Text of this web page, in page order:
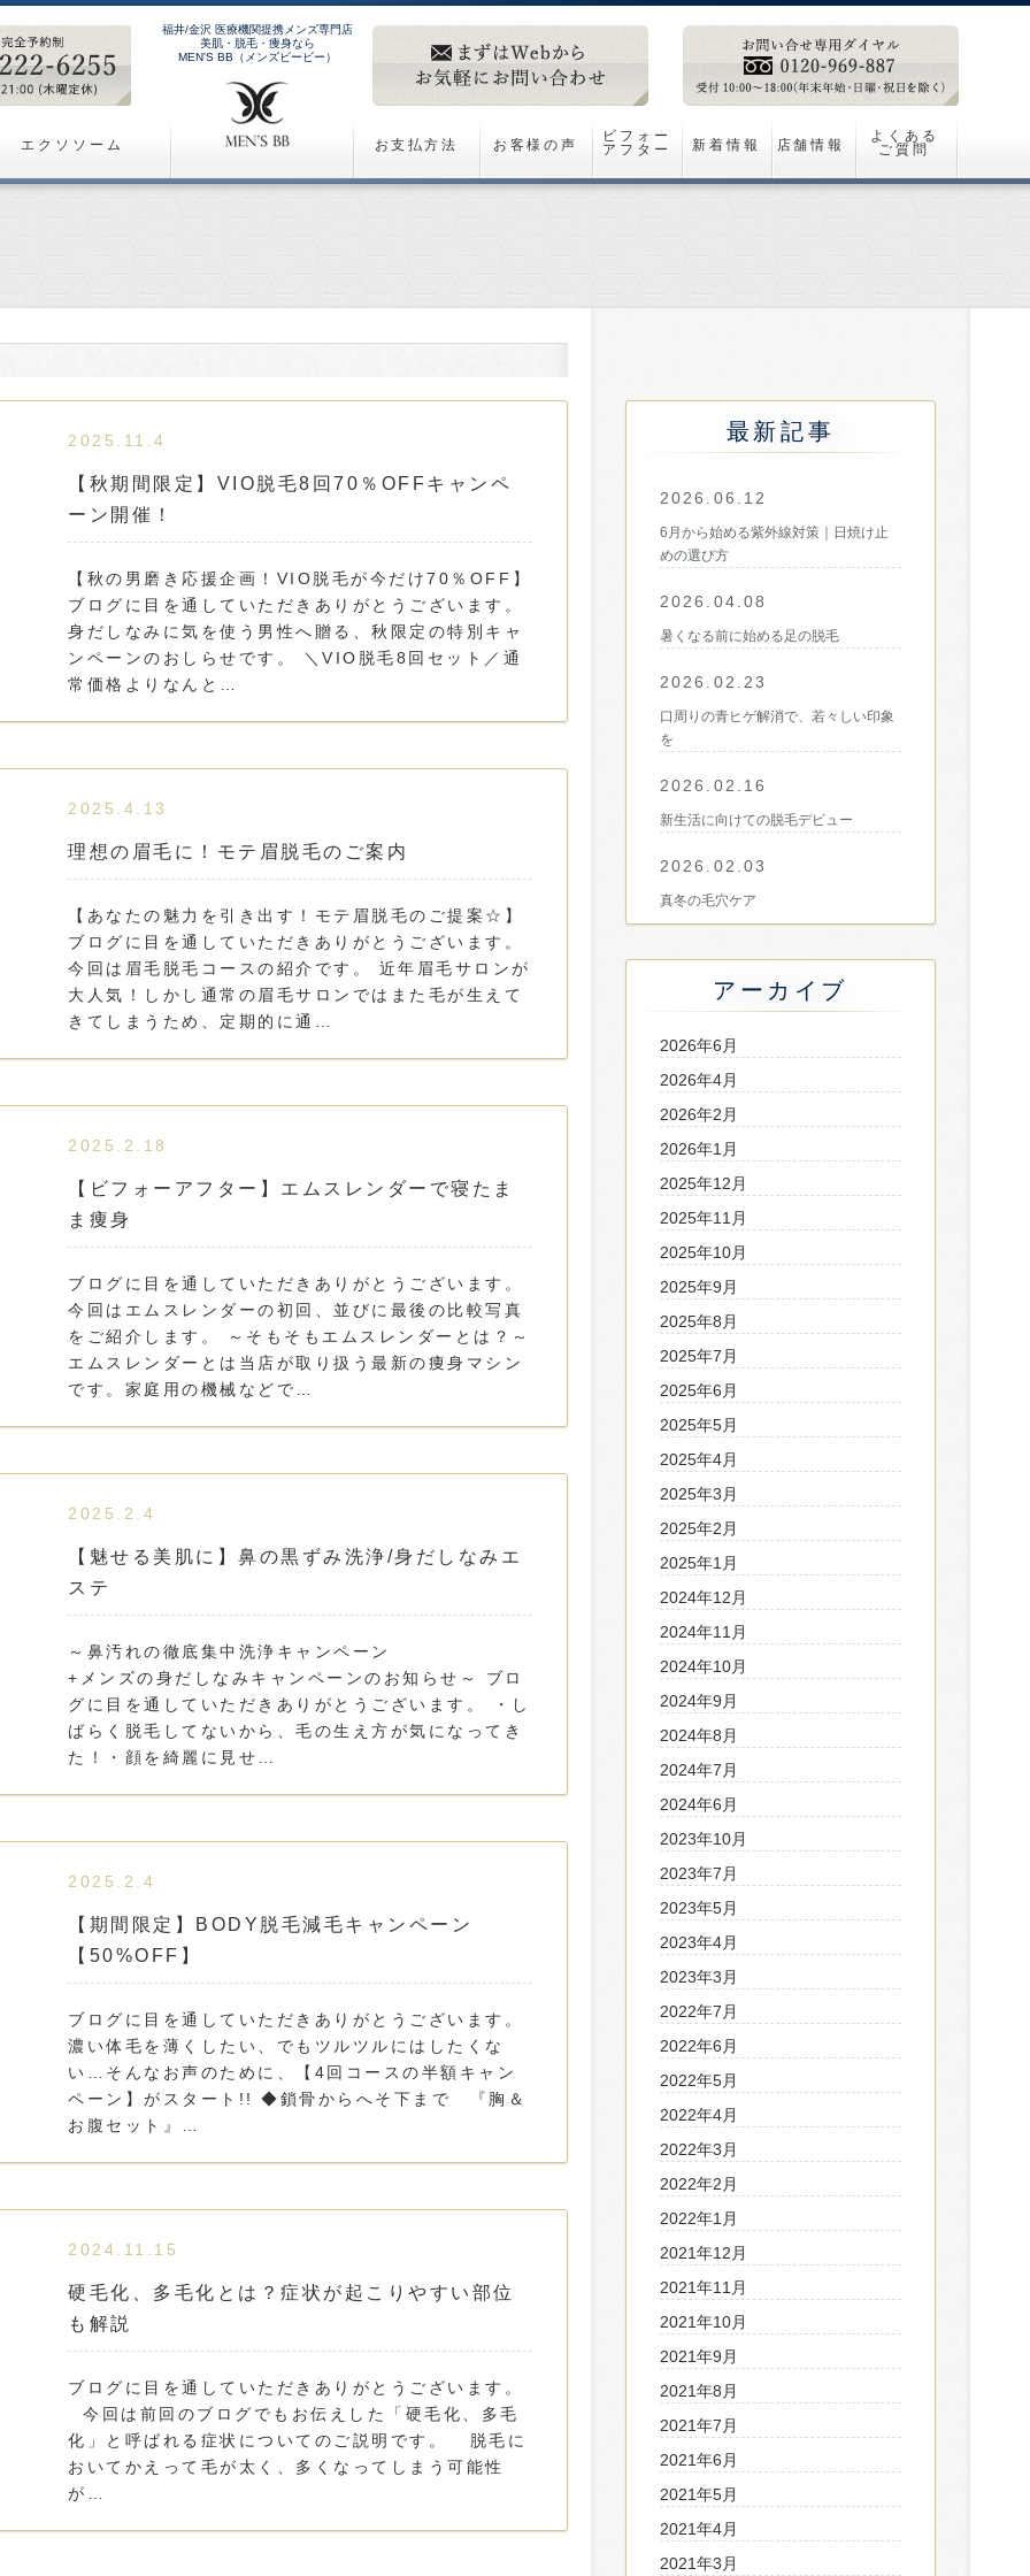
福井/金沢 医療機関提携メンズ専門店
美肌・脱毛・痩身なら
MEN'S BB（メンズビービー）
エクソソーム お支払方法 お客様の声
ビフォー
アフター
新着情報 店舗情報
よくある
ご質問
2025.11.4
【秋期間限定】VIO脱毛8回70％OFFキャンペ
ーン開催！
【秋の男磨き応援企画！VIO脱毛が今だけ70％OFF】
ブログに目を通していただきありがとうございます。
身だしなみに気を使う男性へ贈る、秋限定の特別キャ
ンペーンのおしらせです。 ＼VIO脱毛8回セット／通
常価格よりなんと…
2025.4.13
理想の眉毛に！モテ眉脱毛のご案内
【あなたの魅力を引き出す！モテ眉脱毛のご提案☆】
ブログに目を通していただきありがとうございます。
今回は眉毛脱毛コースの紹介です。 近年眉毛サロンが
大人気！しかし通常の眉毛サロンではまた毛が生えて
きてしまうため、定期的に通…
2025.2.18
【ビフォーアフター】エムスレンダーで寝たま
ま痩身
ブログに目を通していただきありがとうございます。
今回はエムスレンダーの初回、並びに最後の比較写真
をご紹介します。 ～そもそもエムスレンダーとは？～
エムスレンダーとは当店が取り扱う最新の痩身マシン
です。家庭用の機械などで…
2025.2.4
【魅せる美肌に】鼻の黒ずみ洗浄/身だしなみエ
ステ
～鼻汚れの徹底集中洗浄キャンペーン
+メンズの身だしなみキャンペーンのお知らせ～ ブロ
グに目を通していただきありがとうございます。 ・し
ばらく脱毛してないから、毛の生え方が気になってき
た！・顔を綺麗に見せ…
2025.2.4
【期間限定】BODY脱毛減毛キャンペーン
【50%OFF】
ブログに目を通していただきありがとうございます。
濃い体毛を薄くしたい、でもツルツルにはしたくな
い…そんなお声のために、【4回コースの半額キャン
ペーン】がスタート!! ◆鎖骨からへそ下まで 『胸＆
お腹セット』…
2024.11.15
硬毛化、多毛化とは？症状が起こりやすい部位
も解説
ブログに目を通していただきありがとうございます。
今回は前回のブログでもお伝えした「硬毛化、多毛
化」と呼ばれる症状についてのご説明です。 脱毛に
おいてかえって毛が太く、多くなってしまう可能性
が…
最新記事
2026.06.12
6月から始める紫外線対策｜日焼け止
めの選び方
2026.04.08
暑くなる前に始める足の脱毛
2026.02.23
口周りの青ヒゲ解消で、若々しい印象
を
2026.02.16
新生活に向けての脱毛デビュー
2026.02.03
真冬の毛穴ケア
アーカイブ
2026年6月
2026年4月
2026年2月
2026年1月
2025年12月
2025年11月
2025年10月
2025年9月
2025年8月
2025年7月
2025年6月
2025年5月
2025年4月
2025年3月
2025年2月
2025年1月
2024年12月
2024年11月
2024年10月
2024年9月
2024年8月
2024年7月
2024年6月
2023年10月
2023年7月
2023年5月
2023年4月
2023年3月
2022年7月
2022年6月
2022年5月
2022年4月
2022年3月
2022年2月
2022年1月
2021年12月
2021年11月
2021年10月
2021年9月
2021年8月
2021年7月
2021年6月
2021年5月
2021年4月
2021年3月